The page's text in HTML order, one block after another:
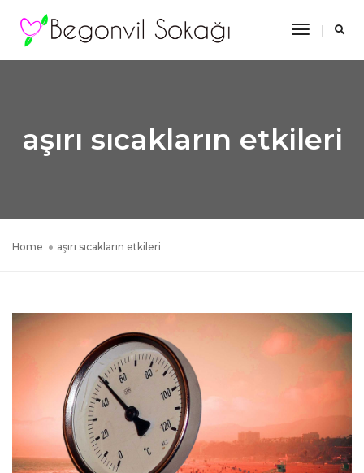
Toggle
aşırı sıcakların etkileri
Home aşırı sıcakların etkileri